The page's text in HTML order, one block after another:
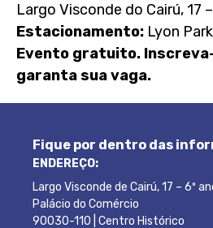
Largo Visconde do Cairú, 17
Estacionamento: Lyon
Evento gratuito.
garanta sua vaga.
Fique por dentro das
ENDEREÇO:
Largo Visconde de Cairú, 17 – 6º
Palácio do Comércio
90030-110 | Centro Histórico